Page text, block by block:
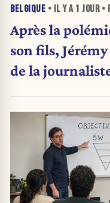
BELGIQUE • IL Y A 1 JOUR•
Après la
son fils,
de la